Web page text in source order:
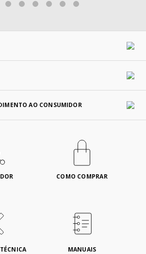
AO CONSUMIDOR
COMO COMPRAR
MANUAIS